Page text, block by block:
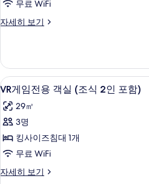
보
기
히
기
(조
2
인
포
함)
사
진
모
두
무료 WiFi
자세히 보기
게
객
실
(조
2
인
함)
자
히
VR
게
임
전
용
객
실
7
VR게임전용 객실 (조식 2인 포함)
29㎡
3명
킹사이즈침대 1개
무료 WiFi
자세히 보기
VR